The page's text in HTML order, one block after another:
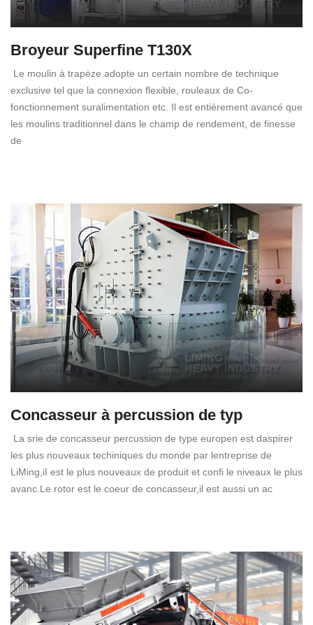
Broyeur Superfine T130X
Le moulin à trapèze adopte un certain nombre de technique
exclusive tel que la connexion flexible, rouleaux de Co-
fonctionnement suralimentation etc. Il est entièrement avancé que
les moulins traditionnel dans le champ de rendement, de finesse
de
Concasseur à percussion de typ
La srie de concasseur percussion de type europen est daspirer
les plus nouveaux techiniques du monde par lentreprise de
LiMing,iI est le plus nouveaux de produit et confi le niveaux le plus
avanc.Le rotor est le coeur de concasseur,il est aussi un ac